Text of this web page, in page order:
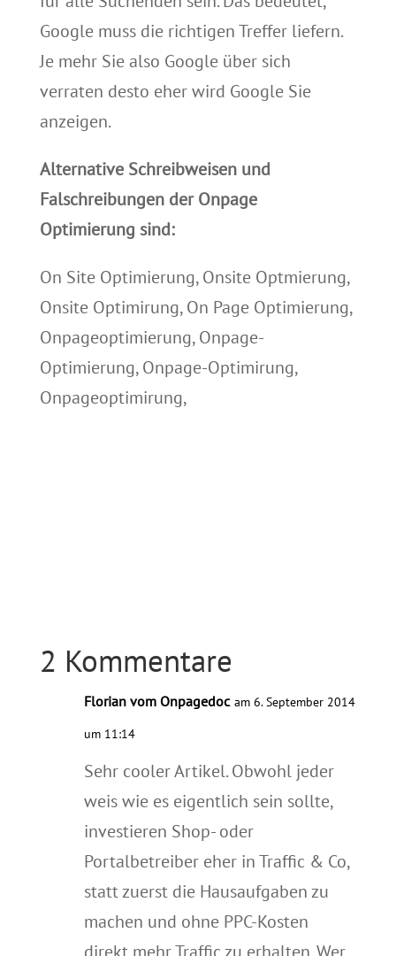
Googlemuss die richtigen Treffer liefern.
Je mehr Sie also Google über sich
verraten desto eher wird Google Sie
anzeigen.
Alternative Schreibweisen und
Falschreibungen der Onpage
Optimierung sind:
On Site Optimierung, Onsite Optmierung,
Onsite Optimirung, On Page Optimierung,
Onpageoptimierung, Onpage-
Optimierung, Onpage-Optimirung,
Onpageoptimirung,
2 Kommentare
Florian vom Onpagedoc am 6. September 2014
um 11:14
Sehr cooler Artikel. Obwohl jeder
weis wie es eigentlich sein sollte,
investieren Shop- oder
Portalbetreiber eher in Traffic & Co,
statt zuerst die Hausaufgaben zu
machen und ohne PPC-Kosten